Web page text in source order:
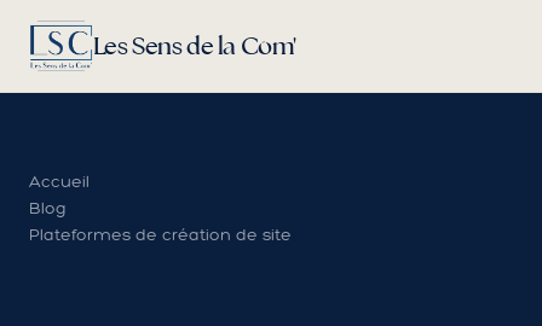
Les Sens de la Com'
Accueil
Blog
Plateformes de création de site